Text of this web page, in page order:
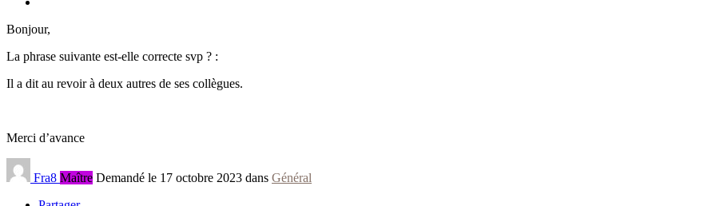
Bonjour,
La phrase suivante est-elle correcte svp ? :
Il a dit au revoir à deux autres de ses collègues.
Merci d’avance
Fra8 Maître Demandé le 17 octobre 2023 dans Général